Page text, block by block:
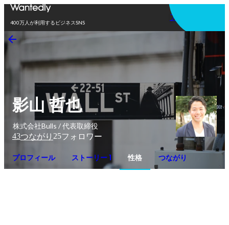
400万人が利用するビジネスSNS
アプリを使う
影山 哲也
株式会社Bulls / 代表取締役
43つながり 25フォロワー
プロフィール ストーリー 1 性格 つながり